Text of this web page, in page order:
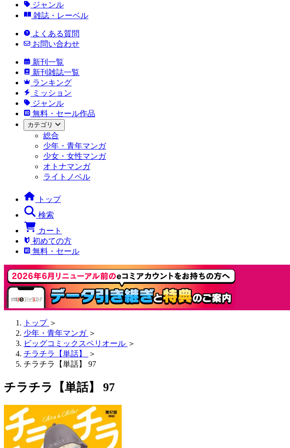
ジャンル
雑誌・レーベル
よくある質問
お問い合わせ
新刊一覧
新刊雑誌一覧
ランキング
ミッション
ジャンル
無料・セール作品
カテゴリ
総合
少年・青年マンガ
少女・女性マンガ
オトナマンガ
ライトノベル
トップ
検索
カート
初めての方
無料・セール
トップ ＞
少年・青年マンガ ＞
ビッグコミックスペリオール ＞
チラチラ【単話】
＞
チラチラ【単話】 97
チラチラ【単話】 97